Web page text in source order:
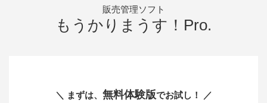
販売管理ソフト
もうかりまうす！Pro.
＼ まずは、 無料体験版でお試し！ ／